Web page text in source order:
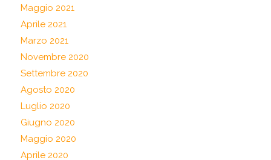
Maggio 2021
Aprile 2021
Marzo 2021
Novembre 2020
Settembre 2020
Agosto 2020
Luglio 2020
Giugno 2020
Maggio 2020
Aprile 2020